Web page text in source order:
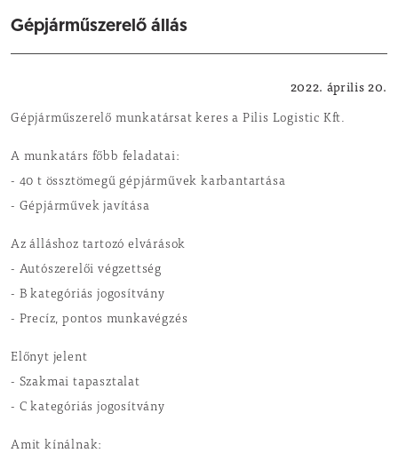
Gépjárműszerelő állás
2022. április 20.
Gépjárműszerelő munkatársat keres a Pilis Logistic Kft.
A munkatárs főbb feladatai:
- 40 t össztömegű gépjárművek karbantartása
- Gépjárművek javítása
Az álláshoz tartozó elvárások
- Autószerelői végzettség
- B kategóriás jogosítvány
- Precíz, pontos munkavégzés
Előnyt jelent
- Szakmai tapasztalat
- C kategóriás jogosítvány
Amit kínálnak: